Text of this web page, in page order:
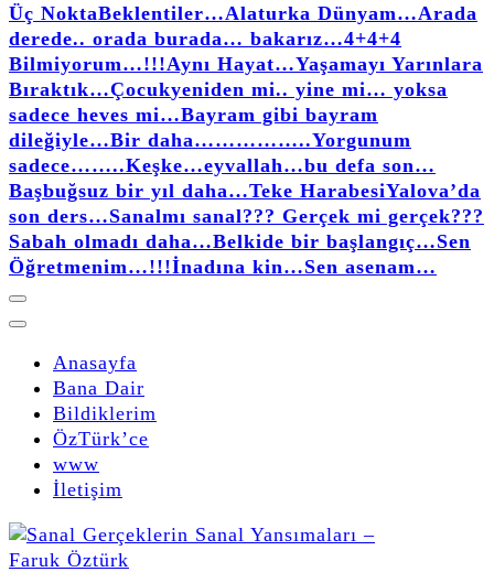
Üç NoktaBeklentiler…Alaturka Dünyam…Arada
derede.. orada burada… bakarız…4+4+4
Bilmiyorum…!!!Aynı Hayat…Yaşamayı Yarınlara
Bıraktık…Çocukyeniden mi.. yine mi… yoksa
sadece heves mi…Bayram gibi bayram
dileğiyle…Bir daha……………..Yorgunum
sadece……..Keşke…eyvallah…bu defa son…
Başbuğsuz bir yıl daha…Teke HarabesiYalova’da
son ders…Sanalmı sanal??? Gerçek mi gerçek???
Sabah olmadı daha…Belkide bir başlangıç…Sen
Öğretmenim…!!!İnadına kin…Sen asenam…
Anasayfa
Bana Dair
Bildiklerim
ÖzTürk’ce
www
İletişim